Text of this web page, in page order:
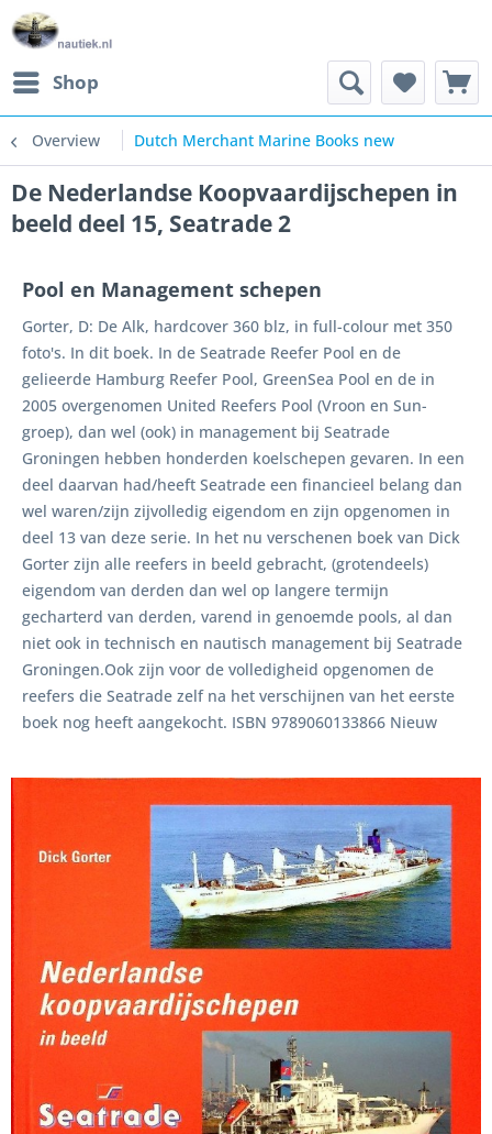
Shop
Overview Dutch Merchant Marine Books new
De Nederlandse Koopvaardijschepen in
beeld deel 15, Seatrade 2
Pool en Management schepen
Gorter, D: De Alk, hardcover 360 blz, in full-colour met 350
foto's. In dit boek. In de Seatrade Reefer Pool en de
gelieerde Hamburg Reefer Pool, GreenSea Pool en de in
2005 overgenomen United Reefers Pool (Vroon en Sun-
groep), dan wel (ook) in management bij Seatrade
Groningen hebben honderden koelschepen gevaren. In een
deel daarvan had/heeft Seatrade een financieel belang dan
wel waren/zijn zijvolledig eigendom en zijn opgenomen in
deel 13 van deze serie. In het nu verschenen boek van Dick
Gorter zijn alle reefers in beeld gebracht, (grotendeels)
eigendom van derden dan wel op langere termijn
gecharterd van derden, varend in genoemde pools, al dan
niet ook in technisch en nautisch management bij Seatrade
Groningen.Ook zijn voor de volledigheid opgenomen de
reefers die Seatrade zelf na het verschijnen van het eerste
boek nog heeft aangekocht. ISBN 9789060133866 Nieuw